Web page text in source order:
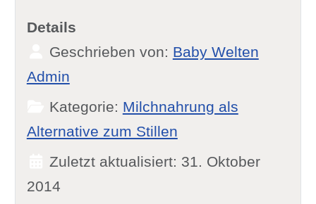
Details
Geschrieben von: Baby Welten
Admin
Kategorie: Milchnahrung als
Alternative zum Stillen
Zuletzt aktualisiert: 31. Oktober
2014